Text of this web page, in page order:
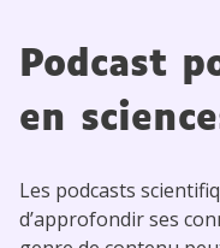
Podcast
en
Les podcasts
d’approfondir ses